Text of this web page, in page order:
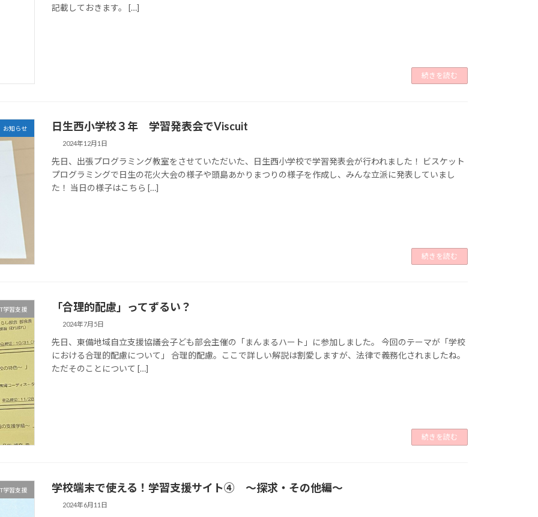
記載しておきます。 […]
続きを読む
お知らせ 日生西小学校３年 学習発表会でViscuit
2024年12月1日
先日、出張プログラミング教室をさせていただいた、日生西小学校で学習発表会が行われました！ ビスケット
プログラミングで日生の花火大会の様子や頭島あかりまつりの様子を作成し、みんな立派に発表していまし
た！ 当日の様子はこちら […]
続きを読む
学習支援 「合理的配慮」ってずるい？
2024年7月5日
先日、東備地域自立支援協議会子ども部会主催の「まんまるハート」に参加しました。 今回のテーマが「学校
における合理的配慮について」 合理的配慮。ここで詳しい解説は割愛しますが、法律で義務化されましたね。
ただそのことについて […]
続きを読む
学習支援 学校端末で使える！学習支援サイト④ ～探求・その他編～
2024年6月11日